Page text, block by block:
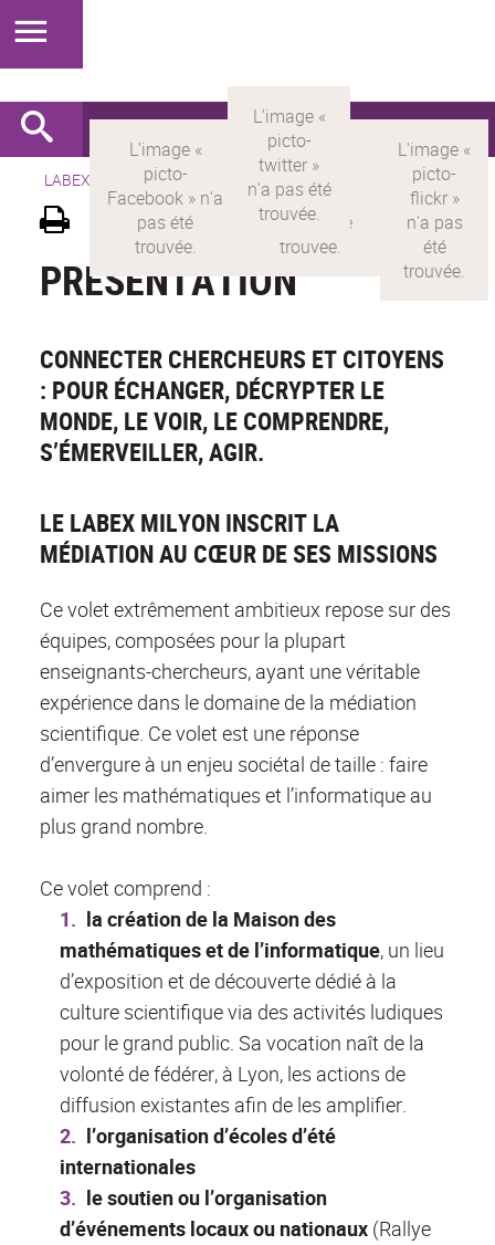
LABEX > LABEX MILYON Version française Présentation
PRÉSENTATION
CONNECTER CHERCHEURS ET CITOYENS
: POUR ÉCHANGER, DÉCRYPTER LE
MONDE, LE VOIR, LE COMPRENDRE,
S’ÉMERVEILLER, AGIR.
LE LABEX MILYON INSCRIT LA
MÉDIATION AU CŒUR DE SES MISSIONS
Ce volet extrêmement ambitieux repose sur des
équipes, composées pour la plupart
enseignants-chercheurs, ayant une véritable
expérience dans le domaine de la médiation
scientifique. Ce volet est une réponse
d’envergure à un enjeu sociétal de taille : faire
aimer les mathématiques et l’informatique au
plus grand nombre.
Ce volet comprend :
la création de la Maison des
mathématiques et de l’informatique, un lieu
d’exposition et de découverte dédié à la
culture scientifique via des activités ludiques
pour le grand public. Sa vocation naît de la
volonté de fédérer, à Lyon, les actions de
diffusion existantes afin de les amplifier.
l’organisation d’écoles d’été
internationales
le soutien ou l’organisation
d’événements locaux ou nationaux (Rallye